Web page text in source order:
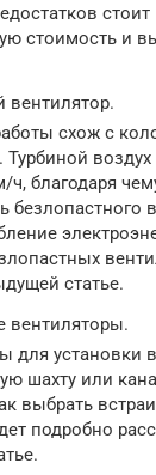
стоимость и
вентилятор.
схож с
воздух
ч, благодаря
безлопастного
статье.
вентиляторы.
для установки в
шахту или
выбрать
подробно